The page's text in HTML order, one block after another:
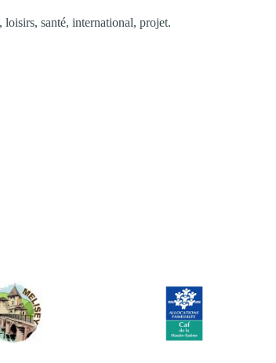
loisirs, santé, international, projet.